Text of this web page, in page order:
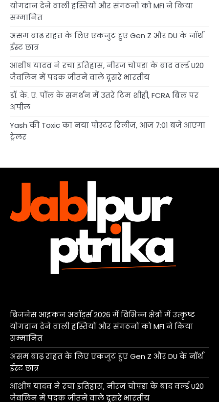
योगदान देने वाली हस्तियों और संगठनों को MFI ने किया
सम्मानित
असम बाढ़ राहत के लिए एकजुट हुए Gen Z और DU के नॉर्थ
ईस्ट छात्र
आशीष यादव ने रचा इतिहास, नीरज चोपड़ा के बाद वर्ल्ड U20
जैवलिन में पदक जीतने वाले दूसरे भारतीय
डॉ. के. ए. पॉल के समर्थन में उतरे टिम शीही, FCRA बिल पर
अपील
Yash की Toxic का नया पोस्टर रिलीज, आज 7:01 बजे आएगा
ट्रेलर
बिजनेस आइकन अवॉर्ड्स 2026 में विभिन्न क्षेत्रों में उत्कृष्ट
योगदान देने वाली हस्तियों और संगठनों को MFI ने किया
सम्मानित
असम बाढ़ राहत के लिए एकजुट हुए Gen Z और DU के नॉर्थ
ईस्ट छात्र
आशीष यादव ने रचा इतिहास, नीरज चोपड़ा के बाद वर्ल्ड U20
जैवलिन में पदक जीतने वाले दूसरे भारतीय